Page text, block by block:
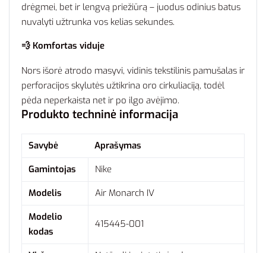
drėgmei, bet ir lengvą priežiūrą – juodus odinius batus
nuvalyti užtrunka vos kelias sekundes.
💨 Komfortas viduje
Nors išorė atrodo masyvi, vidinis tekstilinis pamušalas ir
perforacijos skylutės užtikrina oro cirkuliaciją, todėl
pėda neperkaista net ir po ilgo avėjimo.
Produkto techninė informacija
Savybė
Aprašymas
Gamintojas
Nike
Modelis
Air Monarch IV
Modelio
kodas
415445-001